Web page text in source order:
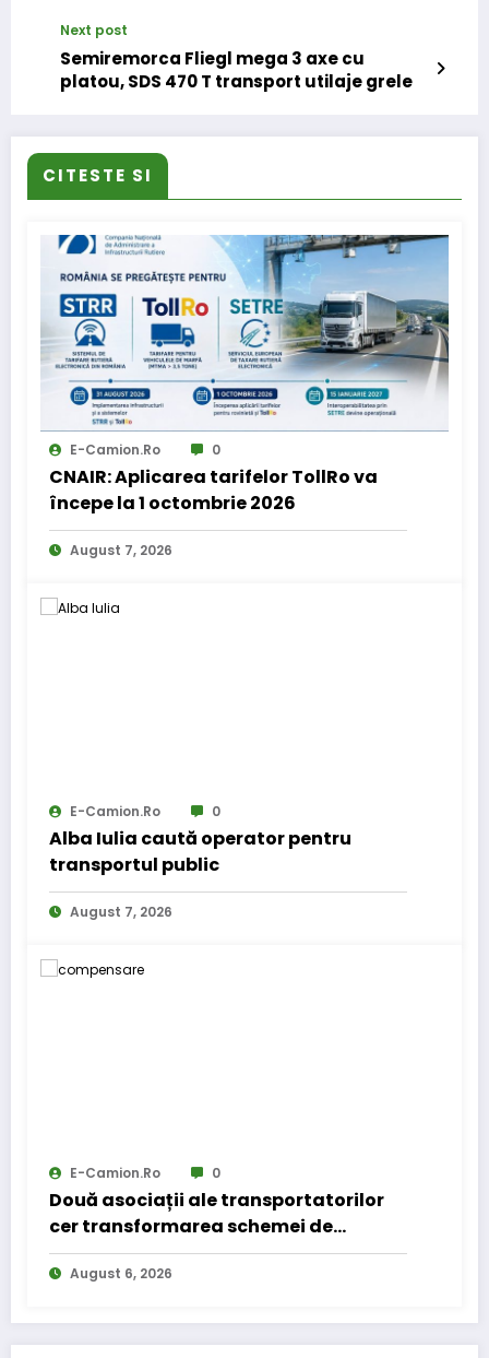
Next post
Semiremorca Fliegl mega 3 axe cu
platou, SDS 470 T transport utilaje grele
CITESTE SI
E-Camion.ro 0
CNAIR: Aplicarea tarifelor TollRo va
începe la 1 octombrie 2026
August 7, 2026
E-Camion.ro 0
Alba Iulia caută operator pentru
transportul public
August 7, 2026
E-Camion.ro 0
Două asociații ale transportatorilor
cer transformarea schemei de
compensare a accizei în mecanism
permanent
August 6, 2026